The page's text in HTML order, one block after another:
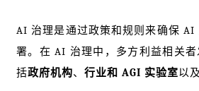
AI 治理是通过政策和规则来确保 AI
署。在 AI 治理中，多方利益相关
括政府机构、 行业和 AGI 实验室以及